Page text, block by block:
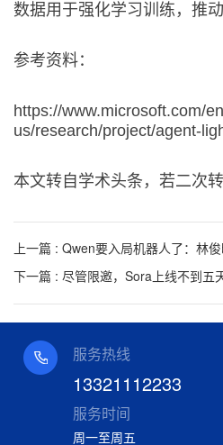
数据用于强化学习训练，推
参考资料：
https://www.microsoft.com/
us/research/project/agent-
本文转自学术头条，若二次
上一篇 : Qwen要入局机器人了：林
服务热线
13321112233
服务时间
周一至周五